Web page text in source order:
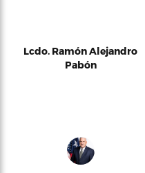
Lcdo. Ramón Alejandro
Pabón